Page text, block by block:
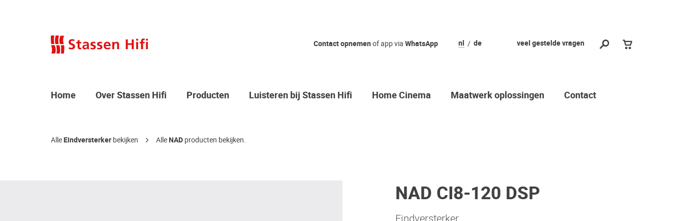
veel gestelde vragen
nl de
Contact opnemenof app via WhatsApp
Home Over Stassen Hifi Producten Luisteren bij Stassen Hifi Home Cinema Maatwerk oplossingen Contact
AlleEindversterker bekijken AlleNAD producten bekijken.
NAD CI8-120 DSP